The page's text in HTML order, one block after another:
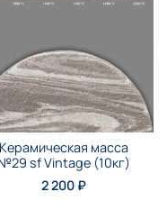
Керамическая масса
sf Vintage (10кг)
2 200 ₽